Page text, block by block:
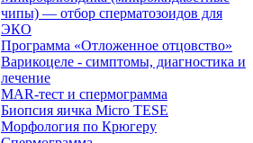
чипы) — отбор сперматозоидов для
ЭКО
Программа «Отложенное отцовство»
Варикоцеле - симптомы, диагностика и
лечение
MAR-тест и спермограмма
Биопсия яичка Micro TESE
Морфология по Крюгеру